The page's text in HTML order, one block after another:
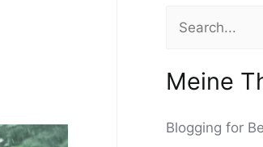
c
e
Meine
Blogging for